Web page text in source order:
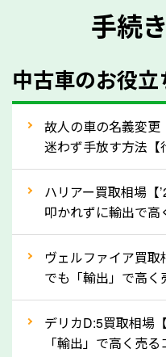
メーカー／車種
型式／グレード
走行距離（例：約〇
車検の満了日
内装や外装の状態
定を行い高価買取価格
ってきます！
自動車税の還付金は、
月割りで返還されるも
還付金は早めに売却す
手続
中古車のお役立
故人の車の名義変更
迷わず手放す方法【
ハリアー買取相場【
叩かれずに輸出で高
ヴェルファイア買取
でも「輸出」で高く
デリカD:5買取相場
「輸出」で高く売る